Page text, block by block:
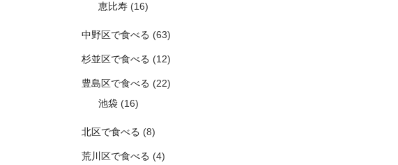
恵比寿 (16)
中野区で食べる (63)
杉並区で食べる (12)
豊島区で食べる (22)
池袋 (16)
北区で食べる (8)
荒川区で食べる (4)